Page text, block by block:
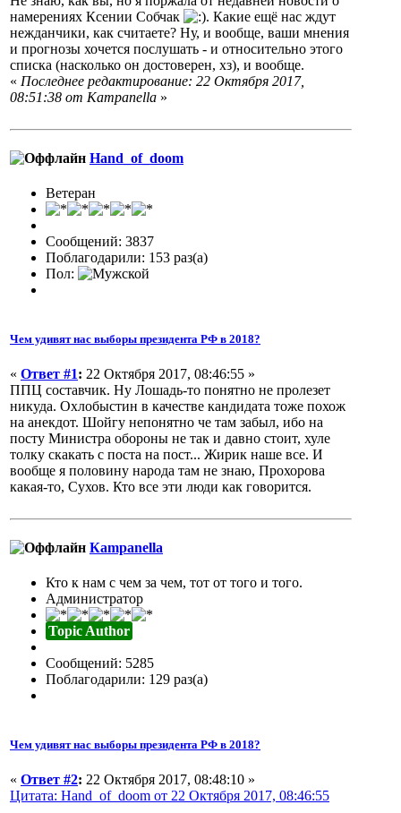
намерениях Ксении Собчак
. Какие ещё нас ждут
нежданчики, как считаете? Ну, и вообще, ваши мнения
и прогнозы хочется послушать - и относительно этого
списка (насколько он достоверен, хз), и вообще.
« Последнее редактирование: 22 Октября 2017,
08:51:38 от Кampanella »
Hand_of_doom
Ветеран
Сообщений: 3837
Поблагодарили: 153 раз(а)
Пол:
Чем удивят нас выборы президента РФ в 2018?
« Ответ #1: 22 Октября 2017, 08:46:55 »
ППЦ составчик. Ну Лошадь-то понятно не пролезет
никуда. Охлобыстин в качестве кандидата тоже похож
на анекдот. Шойгу непонятно че там забыл, ибо на
посту Министра обороны не так и давно стоит, хуле
толку скакать с поста на пост... Жирик наше все. И
вообще я половину народа там не знаю, Прохорова
какая-то, Сухов. Кто все эти люди как говорится.
Кampanella
Кто к нам с чем за чем, тот от того и того.
Администратор
Topic Author
Сообщений: 5285
Поблагодарили: 129 раз(а)
Чем удивят нас выборы президента РФ в 2018?
« Ответ #2: 22 Октября 2017, 08:48:10 »
Цитата: Hand_of_doom от 22 Октября 2017, 08:46:55